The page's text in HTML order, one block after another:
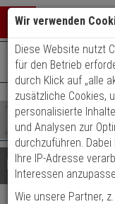
Shop
durchsuchen
Bitte
geben
Sie
mindestens
Es
wurde
noch
Kategorien
Suche
+49 (0)821 899 493-0
Details
Wir verwenden
Diese Website nutzt
für den Betrieb
durch Klick auf „alle
zusätzliche Cookies,
personalisierte
und Analysen zur
durchzuführen.
Ihre IP-Adresse
Interessen
Wie unsere Partner, z.